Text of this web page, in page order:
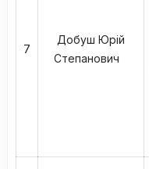
7
Добуш Юрій
Степанович